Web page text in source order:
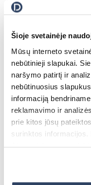
Šioje svetainėje
Mūsų interneto
nebūtinieji slapukai.
naršymo patirtį ir
nebūtinuosius
informaciją
reklamavimo ir
prie kitos jūsų
surinktos informacijos.
paspauskite mygtuką
Daugiau informacijos